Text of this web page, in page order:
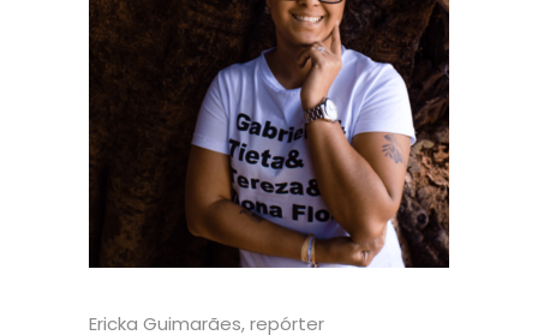
Ericka Guimarães, repórter